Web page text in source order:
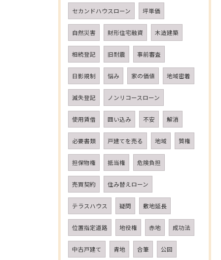
セカンドハウスローン 坪単価
自然災害 財形住宅融資 木造建築
相続登記 旧耐震 事前審査
日影規制 悩み 家の価値 地域密着
減失登記 ノンリコースローン
使用賃借 囲い込み 不安 解消
必要書類 戸建てを売る 地域 質権
担保物権 抵当権 危険負担
売買契約 住み替えローン
テラスハウス 疑問 敷地延長
位置指定道路 地役権 赤地 成功法
中古戸建て 青地 合筆 公図